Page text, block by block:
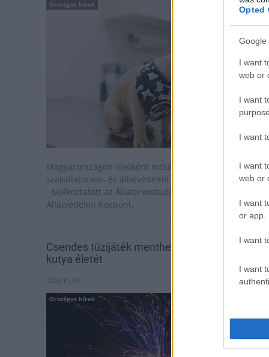
Opted
Google
I want
web or
I want
I want
I want
web or
I want
or app.
I want
I want
Országos hírek
Magyarországon elsőként indul állatvédelmi
szakállatorvos- és állatvédelmi szakjogászképzés ősszel
- tájékoztatott az Állatorvostudományi Egyetem
Állatvédelmi Központ.
Csendes tüzijáték mentheti meg rengeteg
kutya életét
2020.11.30
Országos hírek